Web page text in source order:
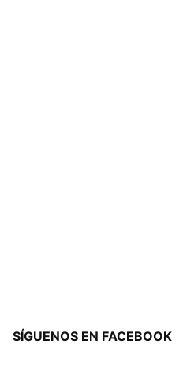
SÍGUENOS EN FACEBOOK